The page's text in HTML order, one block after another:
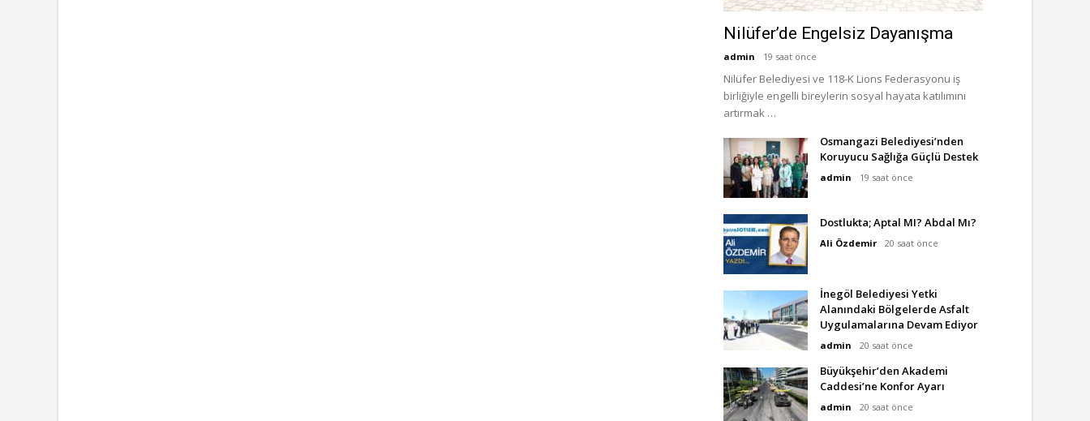
Nilüfer’de Engelsiz Dayanışma
admin 19 saat önce
Nilüfer Belediyesi ve 118-K Lions Federasyonu iş
birliğiyle engelli bireylerin sosyal hayata katılımını
artırmak …
Osmangazi Belediyesi’nden
Koruyucu Sağlığa Güçlü Destek
admin 19 saat önce
Dostlukta; Aptal MI? Abdal Mı?
Ali Özdemir 20 saat önce
İnegöl Belediyesi Yetki
Alanındaki Bölgelerde Asfalt
Uygulamalarına Devam Ediyor
admin 20 saat önce
Büyükşehir’den Akademi
Caddesi’ne Konfor Ayarı
admin 20 saat önce